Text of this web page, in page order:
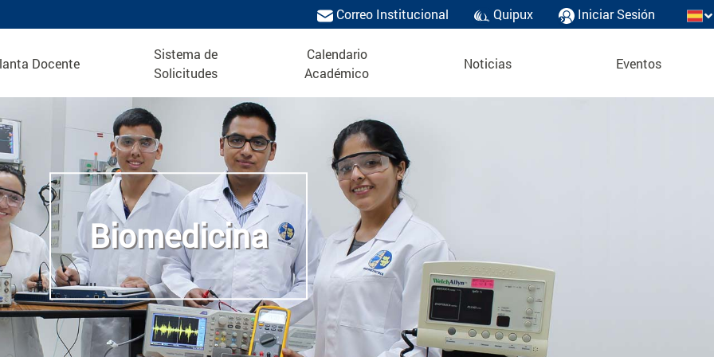
Correo Institucional Quipux Iniciar Sesión
Docente
Sistema de
Solicitudes
Calendario
Académico
Noticias Eventos
Biomedicina